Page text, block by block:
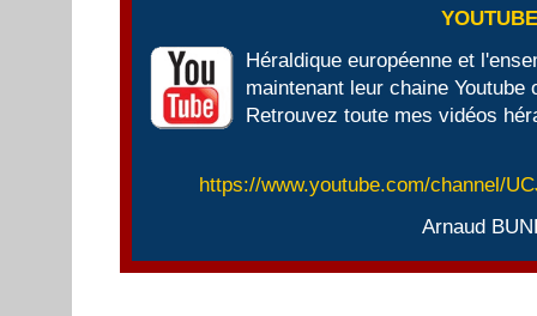
Héraldique européenne et
maintenant leur chaine Youtube
Retrouvez toute mes vidéos
https://www.youtube.com/channel/
Arnaud